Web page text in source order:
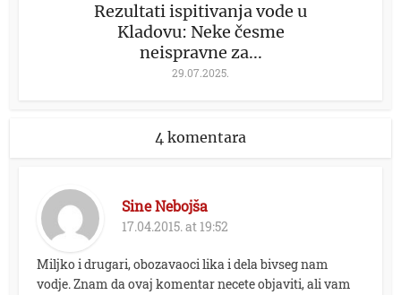
Rezultati ispitivanja vode u
Kladovu: Neke česme
neispravne za...
29.07.2025.
4 komentara
Sine Nebojša
17.04.2015. at 19:52
Miljko i drugari, obozavaoci lika i dela bivseg nam
vodje. Znam da ovaj komentar necete objaviti, ali vam